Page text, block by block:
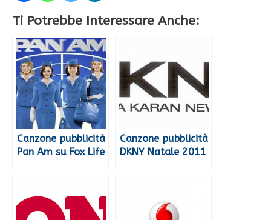
Ti Potrebbe Interessare Anche:
Canzone pubblicità
Pan Am su Fox Life
Canzone pubblicità
DKNY Natale 2011